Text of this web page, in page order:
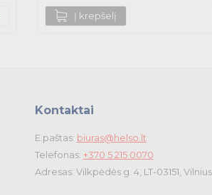
Į krepšelį
Kontaktai
E.paštas: biuras@helso.lt
Telefonas: +370 5 215 0070
Adresas: Vilkpėdės g. 4, LT-03151, Vilnius